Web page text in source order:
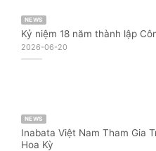
NEWS
Kỷ niệm 18 năm thành lập
2026-06-20
NEWS
Inabata Việt Nam Tham Gia
Hoa Kỳ